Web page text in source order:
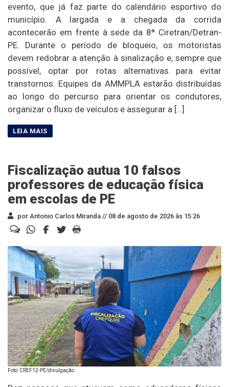
evento, que já faz parte do calendário esportivo do
município. A largada e a chegada da corrida
acontecerão em frente à sede da 8ª Ciretran/Detran-
PE. Durante o período de bloqueio, os motoristas
devem redobrar a atenção à sinalização e, sempre que
possível, optar por rotas alternativas para evitar
transtornos. Equipes da AMMPLA estarão distribuídas
ao longo do percurso para orientar os condutores,
organizar o fluxo de veículos e assegurar a […]
Fiscalização autua 10 falsos
professores de educação física
em escolas de PE
por Antonio Carlos Miranda // 08 de agosto de 2026 às 15:26
Foto: CREF12-PE/divulgação